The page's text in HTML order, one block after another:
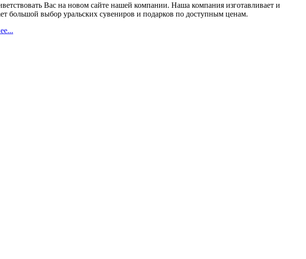
Вас на новом сайте нашей компании. Наша компания изготавливает и
большой выбор уральских сувениров и подарков по доступным ценам.